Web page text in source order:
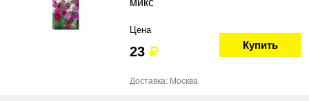
микс
Цена
23 Купить
Доставка: Москва